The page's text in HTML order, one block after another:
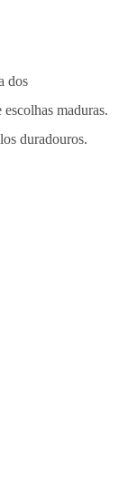
dos
maduras.
duradouros.